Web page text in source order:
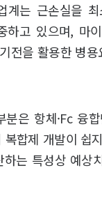
계는 근손실을
하고 있으며, 마이
전을 활용한 병
은 항체·Fc 융
합제 개발이 쉽
하는 특성상 예상